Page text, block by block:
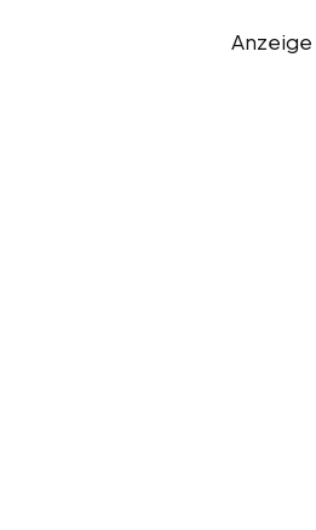
Anzeige